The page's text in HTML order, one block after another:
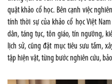
quật khảo cổ học. Bên cạnh việc
tính thời sự của khảo cổ học Việt
dân, táng tục, tôn giáo, tín ngưỡng,
lịch sử, cũng đặt mục tiêu sưu tầm,
tập hiện vật, từng bước nghiên cứu,